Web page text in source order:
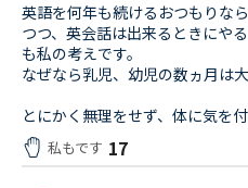
英語を何年も続けるおつもりな
つつ、英会話は出来るときにや
も私の考えです。
なぜなら乳児、幼児の数ヵ月は
とにかく無理をせず、体に気を
私もです 17